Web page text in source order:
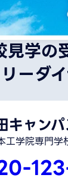
見学の
ーダ
キャン
工学院専門学